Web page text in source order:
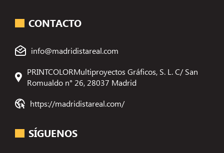
CONTACTO
info@madridistareal.com
PRINTCOLORMultiproyectos Gráficos, S. L. C/ San
Romualdo n° 26, 28037 Madrid
https://madridistareal.com/
SÍGUENOS